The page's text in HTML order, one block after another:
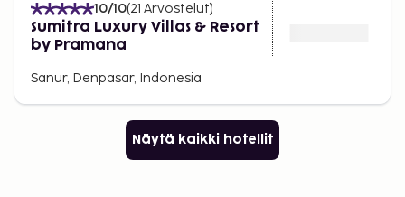
10/10(21 Arvostelut)
Sumitra Luxury Villas & Resort
by Pramana
Sanur, Denpasar, Indonesia
Näytä kaikki hotellit